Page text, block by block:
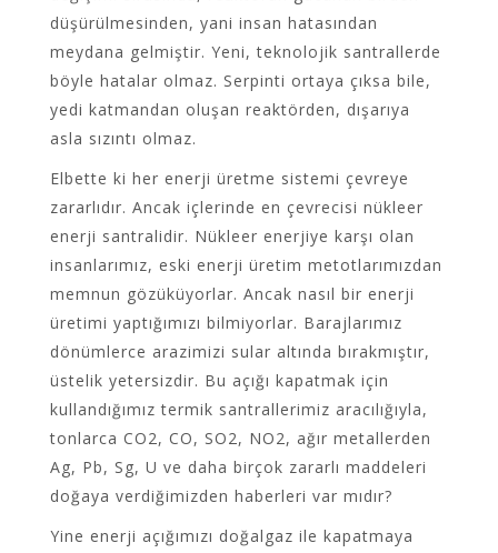
düşürülmesinden, yani insan hatasından
meydana gelmiştir. Yeni, teknolojik santrallerde
böyle hatalar olmaz. Serpinti ortaya çıksa bile,
yedi katmandan oluşan reaktörden, dışarıya
asla sızıntı olmaz.
Elbette ki her enerji üretme sistemi çevreye
zararlıdır. Ancak içlerinde en çevrecisi nükleer
enerji santralidir. Nükleer enerjiye karşı olan
insanlarımız, eski enerji üretim metotlarımızdan
memnun gözüküyorlar. Ancak nasıl bir enerji
üretimi yaptığımızı bilmiyorlar. Barajlarımız
dönümlerce arazimizi sular altında bırakmıştır,
üstelik yetersizdir. Bu açığı kapatmak için
kullandığımız termik santrallerimiz aracılığıyla,
tonlarca CO2, CO, SO2, NO2, ağır metallerden
Ag, Pb, Sg, U ve daha birçok zararlı maddeleri
doğaya verdiğimizden haberleri var mıdır?
Yine enerji açığımızı doğalgaz ile kapatmaya